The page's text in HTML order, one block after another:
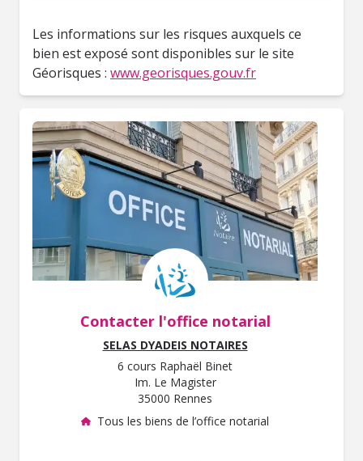
Les informations sur les risques auxquels ce
bien est exposé sont disponibles sur le site
Géorisques : www.georisques.gouv.fr
Contacter l'office notarial
SELAS DYADEIS NOTAIRES
6 cours Raphaël Binet
Im. Le Magister
35000 Rennes
Tous les biens de l’office notarial